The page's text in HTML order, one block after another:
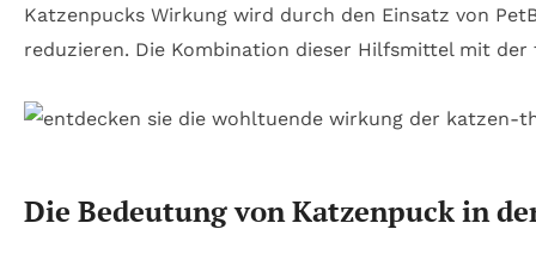
Katzenpucks Wirkung wird durch den Einsatz von
reduzieren. Die Kombination dieser Hilfsmittel mit
Die Bedeutung von Katzenpuck in